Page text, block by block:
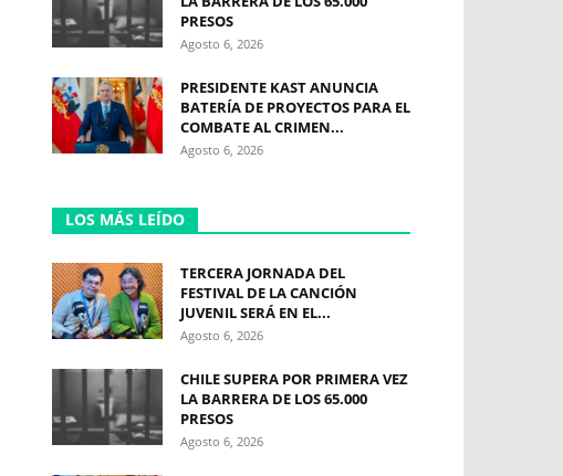
PRESOS
Agosto 6, 2026
PRESIDENTE KAST ANUNCIA
BATERÍA DE PROYECTOS PARA EL
COMBATE AL CRIMEN...
Agosto 6, 2026
LOS MÁS LEÍDO
TERCERA JORNADA DEL
FESTIVAL DE LA CANCIÓN
JUVENIL SERÁ EN EL...
Agosto 6, 2026
CHILE SUPERA POR PRIMERA VEZ
LA BARRERA DE LOS 65.000
PRESOS
Agosto 6, 2026